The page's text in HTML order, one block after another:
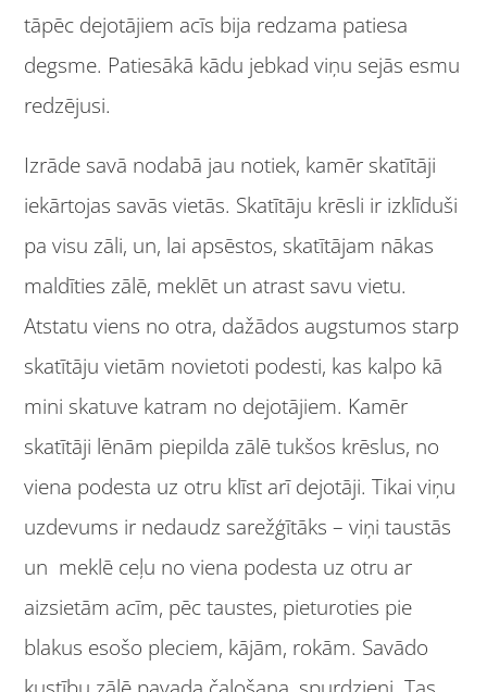
tāpēc dejotājiem acīs bija redzama patiesa
degsme. Patiesākā kādu jebkad viņu sejās esmu
redzējusi.
Izrāde savā nodabā jau notiek, kamēr skatītāji
iekārtojas savās vietās. Skatītāju krēsli ir izklīduši
pa visu zāli, un, lai apsēstos, skatītājam nākas
maldīties zālē, meklēt un atrast savu vietu.
Atstatu viens no otra, dažādos augstumos starp
skatītāju vietām novietoti podesti, kas kalpo kā
mini skatuve katram no dejotājiem. Kamēr
skatītāji lēnām piepilda zālē tukšos krēslus, no
viena podesta uz otru klīst arī dejotāji. Tikai viņu
uzdevums ir nedaudz sarežģītāks – viņi taustās
un meklē ceļu no viena podesta uz otru ar
aizsietām acīm, pēc taustes, pieturoties pie
blakus esošo pleciem, kājām, rokām. Savādo